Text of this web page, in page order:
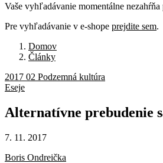
Vaše vyhľadávanie momentálne nezahŕňa
Pre vyhľadávanie v e-shope prejdite sem.
Domov
Články
2017 02 Podzemná kultúra
Eseje
Alternatívne prebudenie
7. 11. 2017
Boris Ondreička